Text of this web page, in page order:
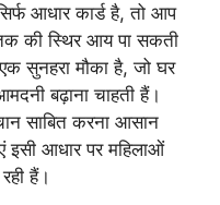
आधार कार्ड है, तो आप
की स्थिर आय पा सकती
सुनहरा मौका है, जो घर
बढ़ाना चाहती हैं।
साबित करना आसान
इसी आधार पर महिलाओं
हैं।